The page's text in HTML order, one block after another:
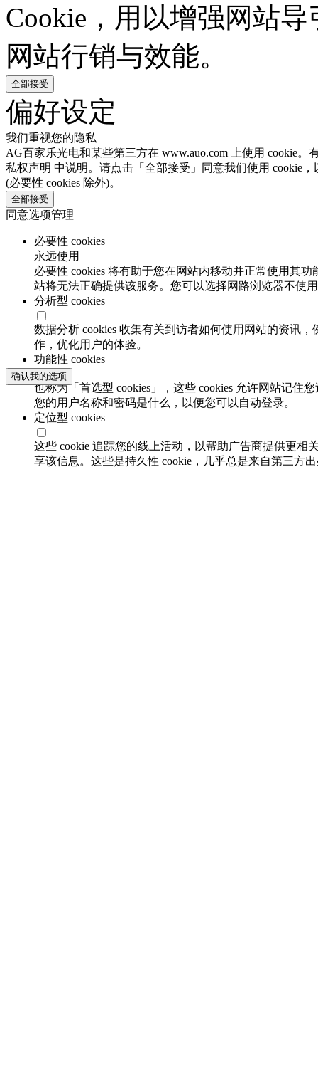
Cookie，用以增强网站
网站行销与效能。
全部接受
偏好设定
我们重视您的隐私
AG百家乐光电和某些第三方在 www.auo.com 上使用 cookie
私权声明 中说明。请点击「全部接受」同意我们使用 cookie
(必要性 cookies 除外)。
全部接受
同意选项管理
必要性 cookies
永远使用
必要性 cookies 将有助于您在网站内移动并正常使用其
站将无法正确提供该服务。您可以选择网路浏览器不使
分析型 cookies
数据分析 cookies 收集有关到访者如何使用网站的资讯
作，优化用户的体验。
功能性 cookies
也称为「首选型 cookies」，这些 cookies 允许网站记
您的用户名称和密码是什么，以便您可以自动登录。
定位型 cookies
这些 cookie 追踪您的线上活动，以帮助广告商提供更相
享该信息。这些是持久性 cookie，几乎总是来自第三方
确认我的选项